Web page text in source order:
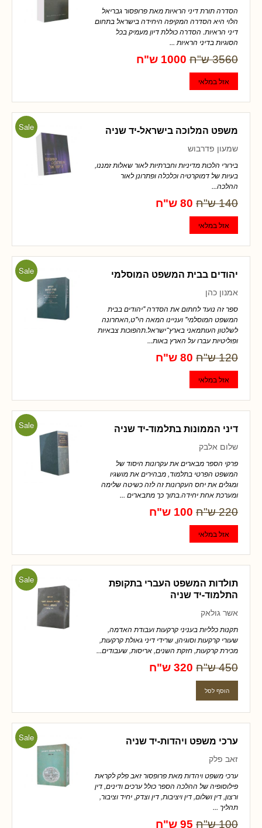
הסדרה תורת דיני הראיות מאת פרופסור גבריאל
הלוי היא הסדרה המקיפה היחידה בישראל בתחום
דיני הראיות. הסדרה כוללת דיון מעמיק בכל
הסוגיות בדיני הראיות ...
3560 ש"ח 1000 ש"ח
Sale משפט המלוכה בישראל-יד שניה
שמעון פדרבוש
בירורי הלכות מדיניות וחברתיות לאור שאלות זמננו,
בעיות של דמוקרטיה וכלכלה ופתרונן לאור
ההלכה...
140 ש"ח 80 ש"ח
Sale יהודים בבית המשפט המוסלמי
אמנון כהן
ספר זה נועד לחתום את הסדרה "יהודים בבית
המשפט המוסלמי" ועניינו המאה הי"ט,האחרונה
לשלטון העותמאני בארץ־ישראל.תהפוכות צבאיות
ופוליטיות עברו על הארץ באות...
120 ש"ח 80 ש"ח
Sale דיני הממונות בתלמוד-יד שניה
שלום אלבק
פרקי הספר מבארים את עקרונות היסוד של
המשפט הפרטי בתלמוד, מבהירים את מושגיו
ומגלים את יחס העקרונות זה לזה כשיטה שלימה
ומערכת אחת יחידה.בתוך כך מתבארים ...
220 ש"ח 100 ש"ח
Sale
תולדות המשפט העברי בתקופת
התלמוד-יד שניה
אשר גולאק
תקנות כלליות בעניני קרקעות ועבודת האדמה,
שעורי קרקעות וסוגיהן, שרידי דיני גאולת קרקעות,
מכירת קרקעות, חזקת השנים, אריסות, שעבודים...
450 ש"ח 320 ש"ח
Sale ערכי משפט ויהדות-יד שניה
זאב פלק
ערכי משפט ויהדות מאת פרופסור זאב פלק לקראת
פילוסופיה של ההלכה הספר כולל ערכים ודינים, דין
ורצון, דין ושלום, דין ויציבות, דין וצדק, יחיד וציבור,
תהליך ...
100 ש"ח 95 ש"ח